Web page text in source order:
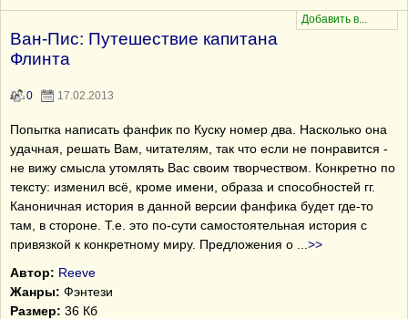
Ван-Пис: Путешествие капитана
Флинта
0 17.02.2013
Попытка написать фанфик по Куску номер два. Насколько она
удачная, решать Вам, читателям, так что если не понравится -
не вижу смысла утомлять Вас своим творчеством. Конкретно по
тексту: изменил всё, кроме имени, образа и способностей гг.
Каноничная история в данной версии фанфика будет где-то
там, в стороне. Т.е. это по-сути самостоятельная история с
привязкой к конкретному миру. Предложения о
>>
Автор: Reeve
Жанры: Фэнтези
Размер: 36 Кб